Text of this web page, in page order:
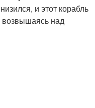
и этот корабль
возвышаясь над